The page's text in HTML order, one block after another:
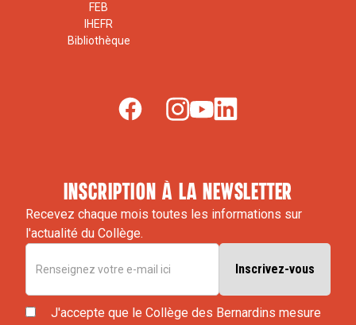
FEB
IHEFR
Bibliothèque
inscription à la newsletter
Recevez chaque mois toutes les informations sur
l'actualité du Collège.
J'accepte que le Collège des Bernardins mesure